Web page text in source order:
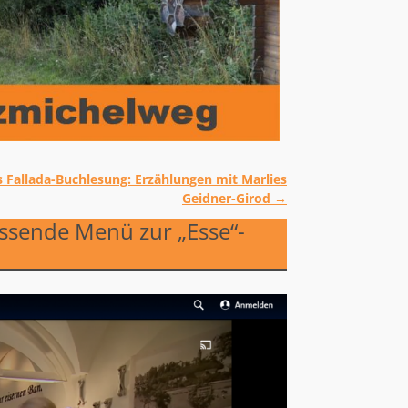
Fallada-Buchlesung: Erzählungen mit Marlies
Geidner-Girod →
Menü zur „Esse“-